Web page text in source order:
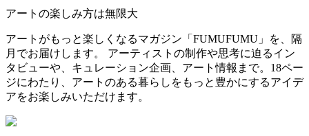
アートの楽しみ方は無限大
アートがもっと楽しくなるマガジン「FUMUFUMU」を、隔
月でお届けします。 アーティストの制作や思考に迫るイン
タビューや、キュレーション企画、アート情報まで。18ペー
ジにわたり、アートのある暮らしをもっと豊かにするアイデ
アをお楽しみいただけます。